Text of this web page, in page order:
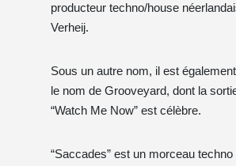
producteur techno/house
Verheij.
Sous un autre nom, il est
le nom de Grooveyard, dont la
“Watch Me Now” est célèbre.
“Saccades” est un morceau